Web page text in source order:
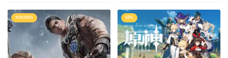
MMORPG RPG